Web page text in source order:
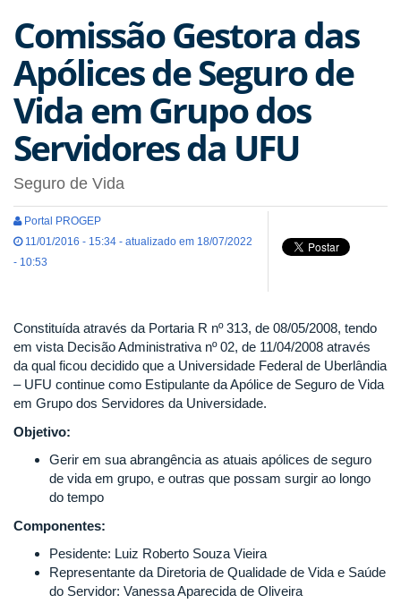
Comissão Gestora das
Apólices de Seguro de
Vida em Grupo dos
Servidores da UFU
Seguro de Vida
Portal PROGEP
11/01/2016 - 15:34 - atualizado em 18/07/2022
- 10:53
Constituída através da Portaria R nº 313, de 08/05/2008, tendo
em vista Decisão Administrativa nº 02, de 11/04/2008 através
da qual ficou decidido que a Universidade Federal de Uberlândia
– UFU continue como Estipulante da Apólice de Seguro de Vida
em Grupo dos Servidores da Universidade.
Objetivo:
Gerir em sua abrangência as atuais apólices de seguro
de vida em grupo, e outras que possam surgir ao longo
do tempo
Componentes:
Pesidente: Luiz Roberto Souza Vieira
Representante da Diretoria de Qualidade de Vida e Saúde
do Servidor: Vanessa Aparecida de Oliveira